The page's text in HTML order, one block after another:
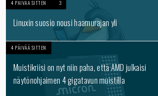
4 PÄIVÄÄ SITTEN 3
Linuxin suosio nousi haamurajan yli
4 PÄIVÄÄ SITTEN
Muistikriisi on nyt niin paha, että AMD julkaisi
näytönohjaimen 4 gigatavun muistilla